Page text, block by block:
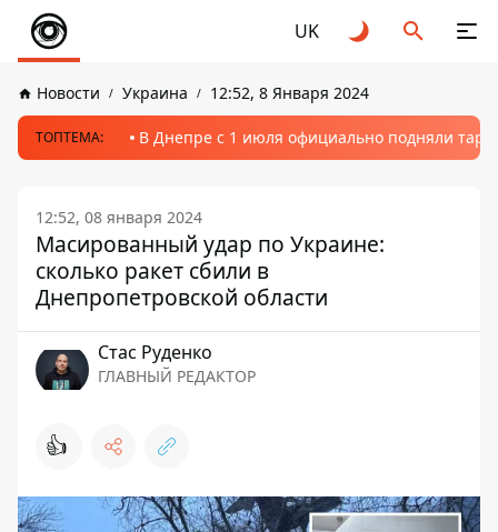
UK
Новости Украина 12:52, 8 Января 2024
ТОПТЕМА: В Днепре с 1 июля официально подняли
12:52, 08 января 2024
Масированный удар по Украине:
сколько ракет сбили в
Днепропетровской области
Стаc Руденко
ГЛАВНЫЙ РЕДАКТОР
👍